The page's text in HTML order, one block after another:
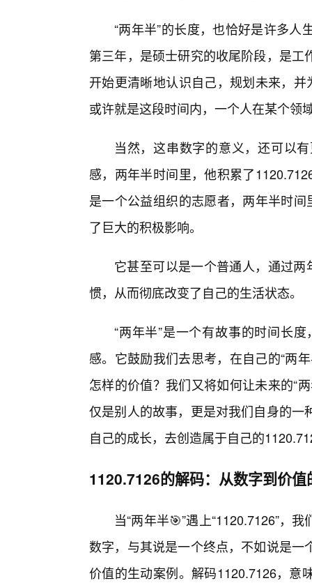
“两年半”的长度，也恰好是许多
第三年，是硕士研究的收尾阶段，是
开始更清晰地认识自己，规划未来，
或许就是这段时间内，一个人在某个领
当然，这串数字的意义，还可以
感，两年半时间里，他积累了
是一个公益组织的志愿者，两年半时
了巨大的积极影响。
它甚至可以是一个普通人，通过
惯，从而彻底改变了自己的生活状态。
“两年半”是一个有故事的时间长
感。它鼓励我们去思考，在自己的“两
怎样的价值？我们又将如何让未来的“
仅是别人的故事，更是对我们自身的
自己的成长，去创造属于自己的
1120.7126的解码：从数字到价值
当“两年半🎯”遇上“1120.7126”，
数字，与其说是一个终点，不如说是
价值的生动案例。解码1120.7126，意